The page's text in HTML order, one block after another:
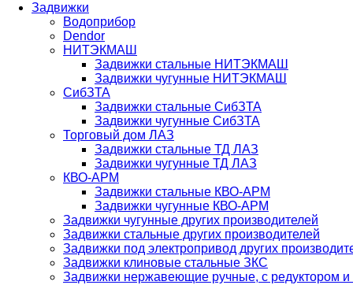
Задвижки
Водоприбор
Dendor
НИТЭКМАШ
Задвижки стальные НИТЭКМАШ
Задвижки чугунные НИТЭКМАШ
СибЗТА
Задвижки стальные СибЗТА
Задвижки чугунные СибЗТА
Торговый дом ЛАЗ
Задвижки стальные ТД ЛАЗ
Задвижки чугунные ТД ЛАЗ
КВО-АРМ
Задвижки стальные КВО-АРМ
Задвижки чугунные КВО-АРМ
Задвижки чугунные других производителей
Задвижки стальные других производителей
Задвижки под электропривод других
Задвижки клиновые стальные ЗКС
Задвижки нержавеющие ручные, с редуктором и